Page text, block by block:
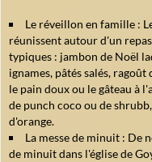
Le réveillon en famille :
réunissent autour d'un
typiques : jambon de Noël
ignames, pâtés salés,
le pain doux ou le gâteau à
de punch coco ou de
d'orange.
La messe de minuit : De
de minuit dans l'église de